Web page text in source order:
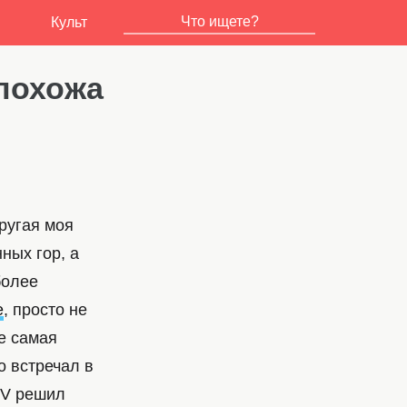
Культ
моя
гор, а
, просто не
самая
встречал в
решил